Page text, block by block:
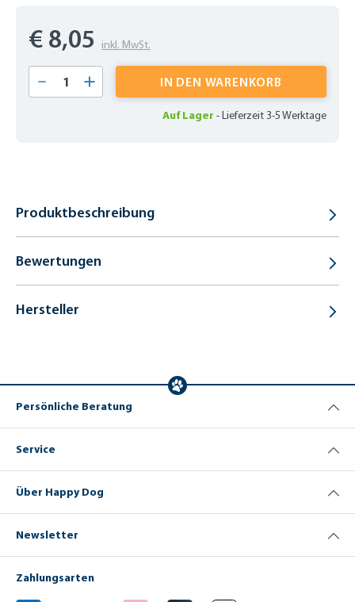
€ 8,05 inkl. MwSt.
Produkt Anzahl: Gib den gewünschten
IN DEN WARENKORB
Auf Lager -Lieferzeit 3-5 Werktage
Produktbeschreibung
Bewertungen
Hersteller
Persönliche Beratung
Service
Über Happy Dog
Newsletter
Zahlungsarten